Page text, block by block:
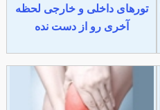
تورهای داخلی و خارجی لحظه
آخری رو از دست نده